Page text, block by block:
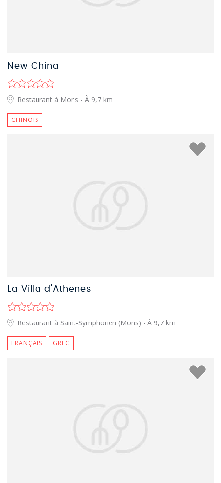
New China
Restaurant à Mons - À 9,7 km
CHINOIS
La Villa d'Athenes
Restaurant à Saint-Symphorien (Mons) - À 9,7 km
FRANÇAIS GREC